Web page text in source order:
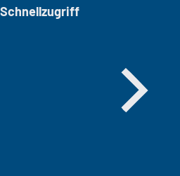
Schnellzugriff